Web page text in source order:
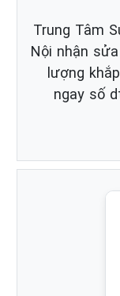
Trung Tâm
Nội nhận
lượng
ngay số